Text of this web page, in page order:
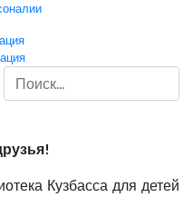
Кузбасса для детей